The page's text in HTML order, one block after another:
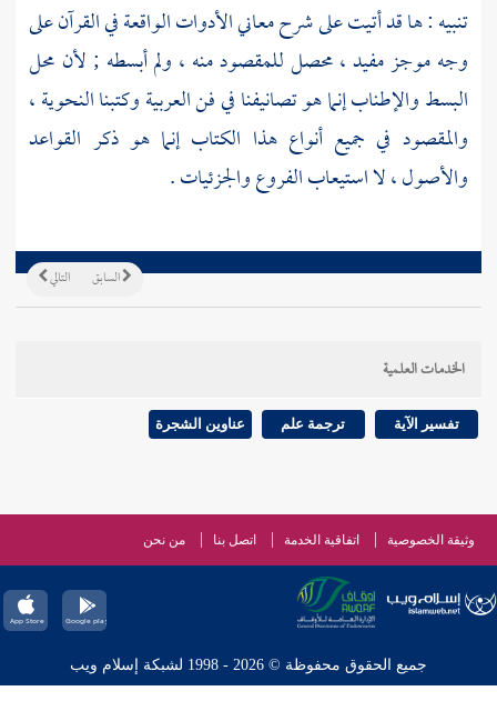
تنبيه : ها قد أتيت على شرح معاني الأدوات الواقعة في القرآن على
وجه موجز مفيد ، محصل للمقصود منه ، ولم أبسطه ; لأن محل
البسط والإطناب إنما هو تصانيفنا في فن العربية وكتبنا النحوية ،
والمقصود في جميع أنواع هذا الكتاب إنما هو ذكر القواعد
والأصول ، لا استيعاب الفروع والجزئيات .
التالي السابق
الخدمات العلمية
تفسير الآية ترجمة علم عناوين الشجرة
وثيقة الخصوصية اتفاقية الخدمة اتصل بنا من نحن
جميع الحقوق محفوظة © 2026 - 1998 لشبكة إسلام ويب